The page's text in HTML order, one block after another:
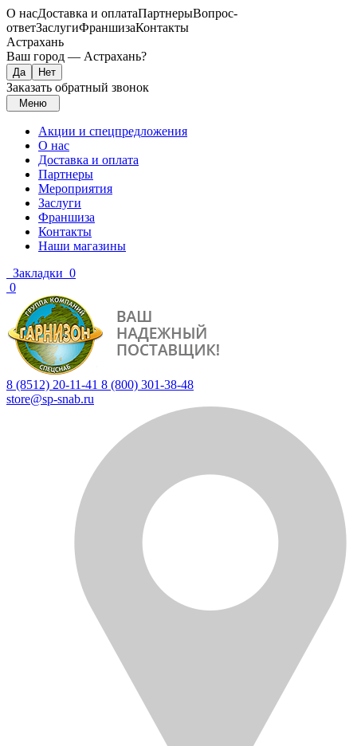
О насДоставка и оплатаПартнерыВопрос-
ответЗаслугиФраншизаКонтакты
Астрахань
Ваш город — Астрахань?
Заказать обратный звонок
Меню
Акции и спецпредложения
О нас
Доставка и оплата
Партнеры
Мероприятия
Заслуги
Франшиза
Контакты
Наши магазины
Закладки 0
0
8 (8512) 20-11-41 8 (800) 301-38-48
store@sp-snab.ru